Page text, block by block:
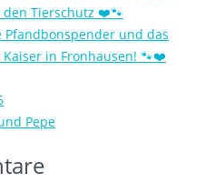
den Tierschutz ❤️🐾
Pfandbonspender und das
Kaiser in Fronhausen! 🐾❤️
Pepe